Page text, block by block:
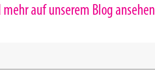
auf unserem Blog ansehen